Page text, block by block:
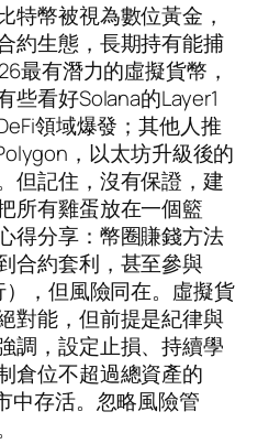
特幣被視為數位黃金，
約生態，長期持有能捕
最有潛力的虛擬貨幣，
些看好Solana的Layer1
領域爆發；其他人推
，以太坊升級後的
但記住，沒有保證，建
所有雞蛋放在一個籃
得分享：幣圈賺錢方法
合約套利，甚至參與
），但風險同在。虛擬貨
對能，但前提是紀律與
調，設定止損、持續學
倉位不超過總資產的
中存活。忽略風險管